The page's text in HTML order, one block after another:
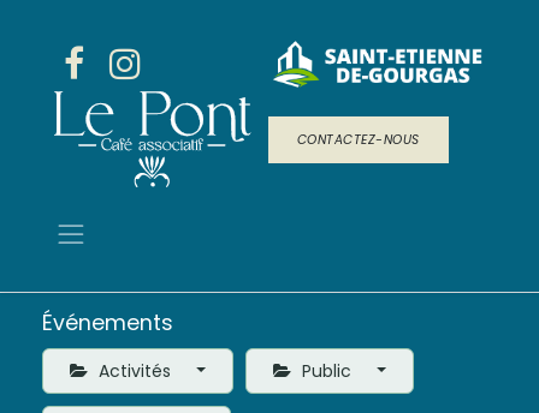
CONTACTEZ-NOUS
Événements
Activités Public